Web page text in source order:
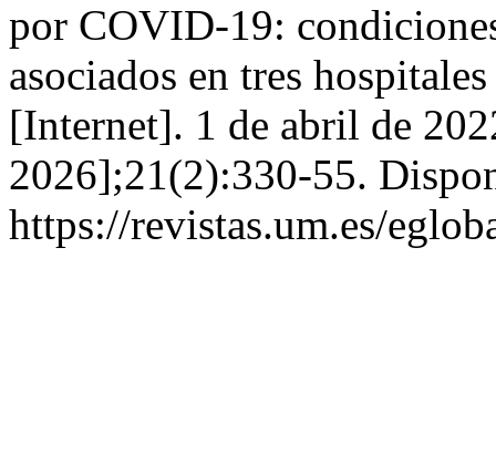
por COVID-19:
asociados en tres
[Internet]. 1 de abril de
2026];21(2):330-55.
https://revistas.um.es/